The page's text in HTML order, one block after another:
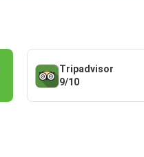
Tripadvisor
9/10